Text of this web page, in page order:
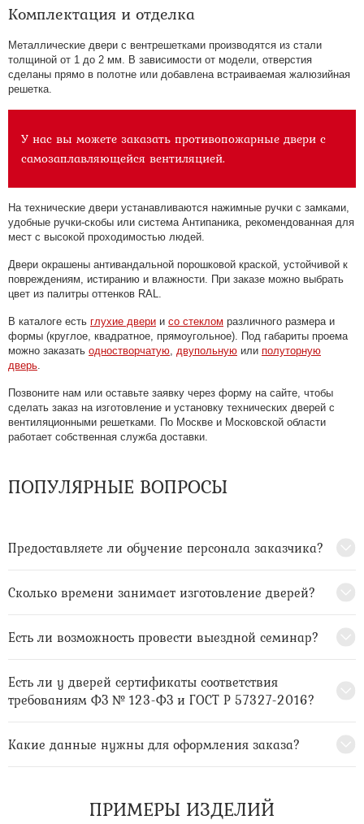
Комплектация и отделка
Металлические двери с вентрешетками производятся из стали
толщиной от 1 до 2 мм. В зависимости от модели, отверстия
сделаны прямо в полотне или добавлена встраиваемая жалюзийная
решетка.
У нас вы можете заказать противопожарные двери с
самозаплавляющейся вентиляцией.
На технические двери устанавливаются нажимные ручки с замками,
удобные ручки-скобы или система Антипаника, рекомендованная для
мест с высокой проходимостью людей.
Двери окрашены антивандальной порошковой краской, устойчивой к
повреждениям, истиранию и влажности. При заказе можно выбрать
цвет из палитры оттенков RAL.
В каталоге есть глухие двери и со стеклом различного размера и
формы (круглое, квадратное, прямоугольное). Под габариты проема
можно заказать одностворчатую двупольную или полуторную
дверь
Позвоните нам или оставьте заявку через форму на сайте, чтобы
сделать заказ на изготовление и установку технических дверей с
вентиляционными решетками. По Москве и Московской области
работает собственная служба доставки.
ПОПУЛЯРНЫЕ ВОПРОСЫ
Предоставляете ли обучение персонала заказчика?
Сколько времени занимает изготовление дверей?
Есть ли возможность провести выездной семинар?
Есть ли у дверей сертификаты соответствия
требованиям ФЗ № 123-ФЗ и ГОСТ Р 57327-2016?
Какие данные нужны для оформления заказа?
ПРИМЕРЫ ИЗДЕЛИЙ